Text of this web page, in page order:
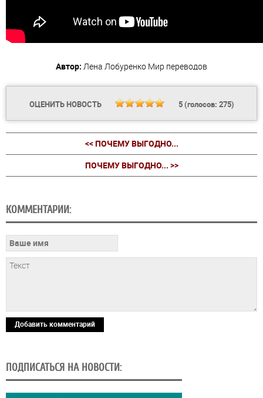
Автор: Лена Лобуренко Мир переводов
ОЦЕНИТЬ НОВОСТЬ 5(голосов: 275)
<< ПОЧЕМУ ВЫГОДНО...
ПОЧЕМУ ВЫГОДНО... >>
КОММЕНТАРИИ:
Добавить комментарий
ПОДПИСАТЬСЯ НА НОВОСТИ: